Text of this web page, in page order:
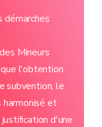
démarches
Mineurs
l'obtention
subvention, le
et
d'une